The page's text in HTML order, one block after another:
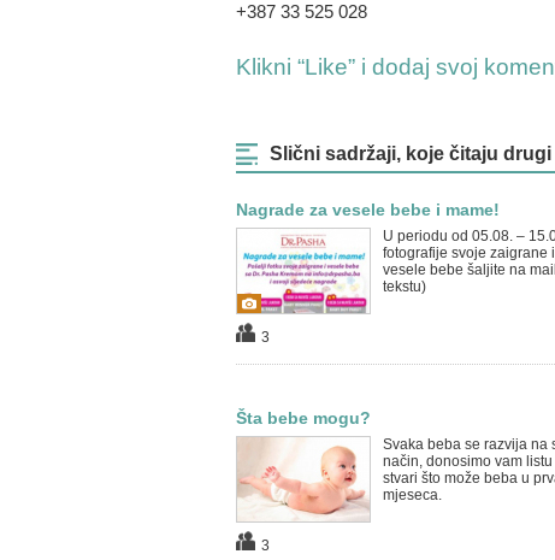
+387 33 525 028
Klikni “Like” i dodaj svoj
Slični sadržaji, koje čitaju
Nagrade za vesele bebe i mame!
U periodu od 05.08. –
fotografije svoje zaigrane i
vesele bebe šaljite na
tekstu)
3
Šta bebe mogu?
Svaka beba se razvija na
način, donosimo vam listu
stvari što može beba u
mjeseca.
3